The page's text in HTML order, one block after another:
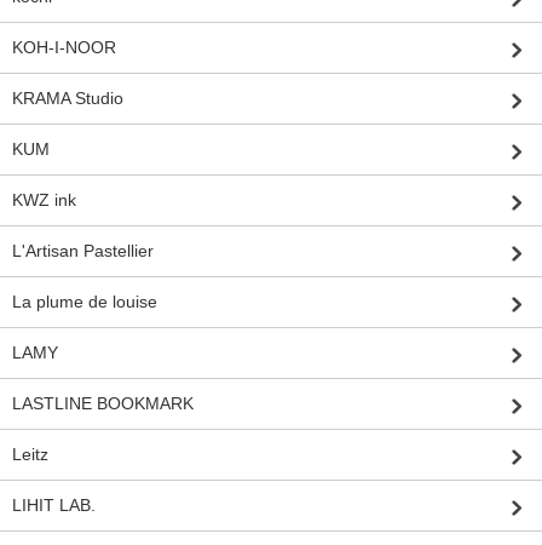
KOH-I-NOOR
KRAMA Studio
KUM
KWZ ink
L'Artisan Pastellier
La plume de louise
LAMY
LASTLINE BOOKMARK
Leitz
LIHIT LAB.